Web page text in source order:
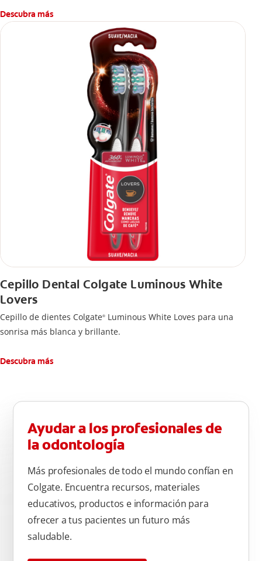
Descubra más
Cepillo Dental Colgate Luminous White
Lovers
Cepillo de dientes Colgate® Luminous White Loves para una
sonrisa más blanca y brillante.
Descubra más
Ayudar a los profesionales de
la odontología
Más profesionales de todo el mundo confían en
Colgate. Encuentra recursos, materiales
educativos, productos e información para
ofrecer a tus pacientes un futuro más
saludable.